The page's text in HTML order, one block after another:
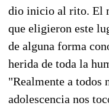
dio inicio al rito. El
que eligieron este
de alguna forma
herida de toda la
"Realmente a todos
adolescencia nos